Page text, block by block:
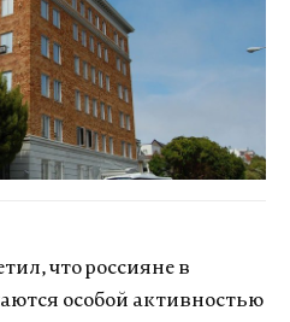
что россияне в
особой активностью